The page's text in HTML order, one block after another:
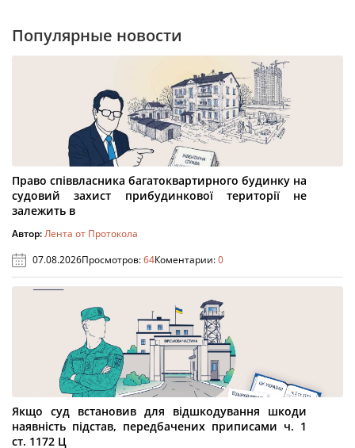
Популярные новости
Право співвласника багатоквартирного будинку на
судовий захист прибудинкової території не
залежить в
Автор:Лента от Протокола
07.08.2026Просмотров:64Коментарии:0
Якщо суд встановив для відшкодування шкоди
наявність підстав, передбачених приписами ч. 1
ст. 1172 Ц